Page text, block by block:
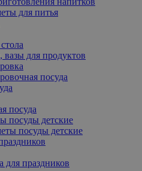
для питья
вазы для продуктов
посуда
посуда
посуды детские
посуды детские
для праздников